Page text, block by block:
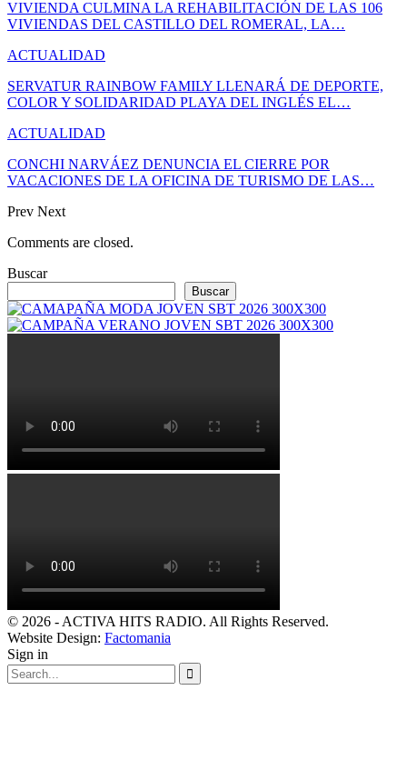
VIVIENDA CULMINA LA REHABILITACIÓN DE LAS 106
VIVIENDAS DEL CASTILLO DEL ROMERAL, LA…
ACTUALIDAD
SERVATUR RAINBOW FAMILY LLENARÁ DE DEPORTE,
COLOR Y SOLIDARIDAD PLAYA DEL INGLÉS EL…
ACTUALIDAD
CONCHI NARVÁEZ DENUNCIA EL CIERRE POR
VACACIONES DE LA OFICINA DE TURISMO DE LAS…
Prev Next
Comments are closed.
Buscar
Buscar
© 2026 - ACTIVA HITS RADIO. All Rights Reserved.
Website Design: Factomania
Sign in